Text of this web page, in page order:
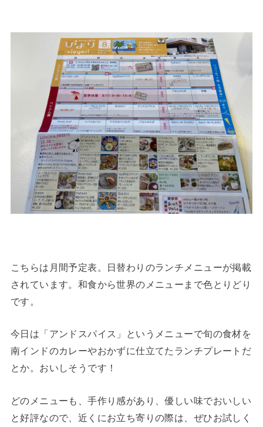
こちらは月間予定表。日替わりのランチメニューが掲載
されています。和食から世界のメニューまで色とりどり
です。
今日は「アンドスパイス」というメニューで旬の食材を
南インドのカレーやおかずに仕立てたランチプレートだ
とか。おいしそうです！
どのメニューも、手作り感があり、優しい味でおいしい
と好評なので、近くにお立ち寄りの際は、ぜひお試しく